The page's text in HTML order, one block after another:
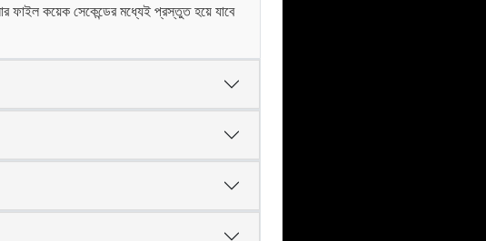
কয়েক সেকেন্ডের মধ্যেই প্রস্তুত হয়ে যাবে